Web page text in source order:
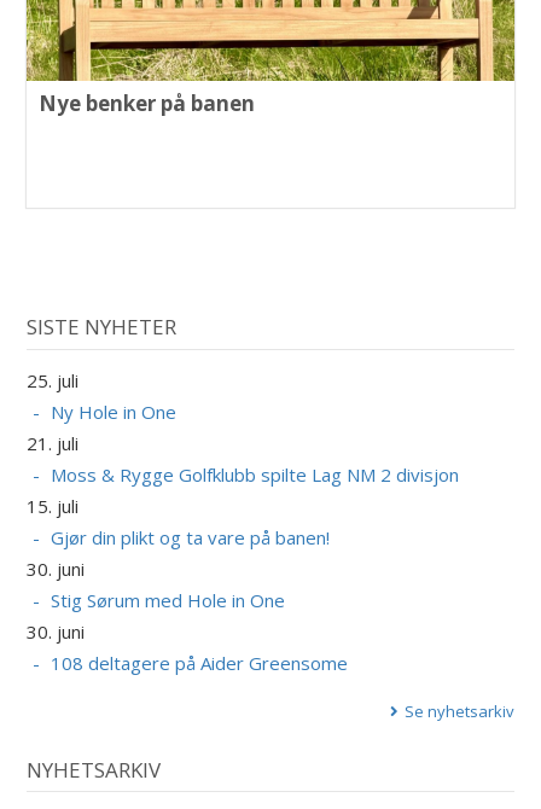
Nye benker på banen
SISTE NYHETER
25. juli
Ny Hole in One
21. juli
Moss & Rygge Golfklubb spilte Lag NM 2 divisjon
15. juli
Gjør din plikt og ta vare på banen!
30. juni
Stig Sørum med Hole in One
30. juni
108 deltagere på Aider Greensome
Se nyhetsarkiv
NYHETSARKIV